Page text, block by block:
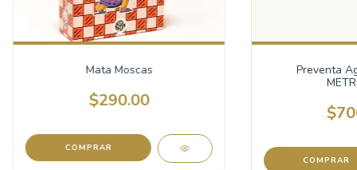
Mata Moscas
$290.00
Preventa